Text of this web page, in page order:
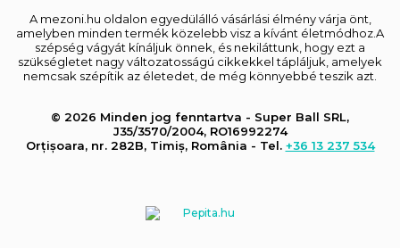
A mezoni.hu oldalon egyedülálló vásárlási élmény várja önt,
amelyben minden termék közelebb visz a kívánt életmódhoz.A
szépség vágyát kínáljuk önnek, és nekiláttunk, hogy ezt a
szükségletet nagy változatosságú cikkekkel tápláljuk, amelyek
nemcsak szépítik az életedet, de még könnyebbé teszik azt.
© 2026 Minden jog fenntartva - Super Ball SRL,
J35/3570/2004, RO16992274
Orțișoara, nr. 282B, Timiș, România - Tel. +36 13 237 534